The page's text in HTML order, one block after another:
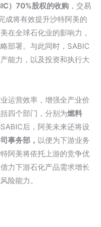
）70%股权的收购 ，交易
成将有效提升沙特阿美的
在全球石化业的影响力，
部署。与此同时，SABIC
能力，以及投资和执行大
运营效率，增强全产业价
四个部门，分别为燃料
SABIC后，阿美未来还将设
事务部， 以便为下游业务
阿美将依托上游的竞争优
力下游石化产品需求增长
险能力。